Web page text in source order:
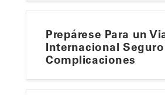
Prepárese Para un
Internacional
Complicaciones